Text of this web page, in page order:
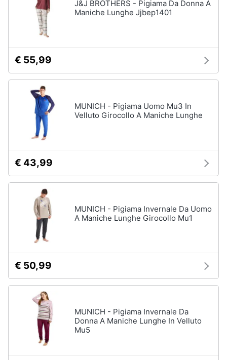
J&J BROTHERS - Pigiama Da Donna A
Maniche Lunghe Jjbep1401
€ 55,99
MUNICH - Pigiama Uomo Mu3 In
Velluto Girocollo A Maniche Lunghe
€ 43,99
MUNICH - Pigiama Invernale Da Uomo
A Maniche Lunghe Girocollo Mu1
€ 50,99
MUNICH - Pigiama Invernale Da
Donna A Maniche Lunghe In Velluto
Mu5